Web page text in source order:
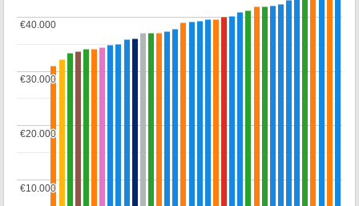
€10.000
€10.000
€20.000
€20.000
€30.000
€30.000
€40.000
€40.000